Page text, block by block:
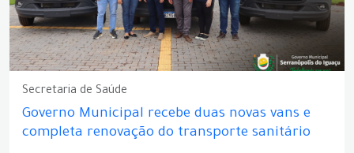
Secretaria de Saúde
Governo Municipal recebe duas novas vans e
completa renovação do transporte sanitário